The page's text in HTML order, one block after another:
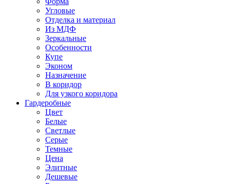
Угловые
Отделка и материал
Из МДФ
Зеркальные
Особенности
Купе
Эконом
Назначение
В коридор
Для узкого коридора
Гардеробные
Цвет
Белые
Светлые
Серые
Темные
Цена
Элитные
Дешевые